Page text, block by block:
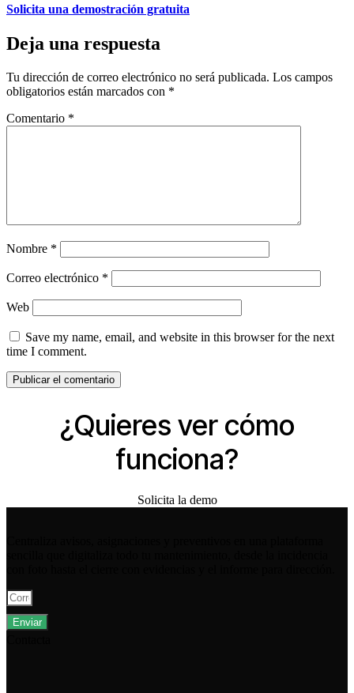
Solicita una demostración gratuita
Deja una respuesta
Tu dirección de correo electrónico no será publicada. Los campos
obligatorios están marcados con *
Comentario *
Nombre *
Correo electrónico *
Web
Save my name, email, and website in this browser for the next
time I comment.
¿Quieres ver cómo
funciona?
Solicita la demo
Enviar